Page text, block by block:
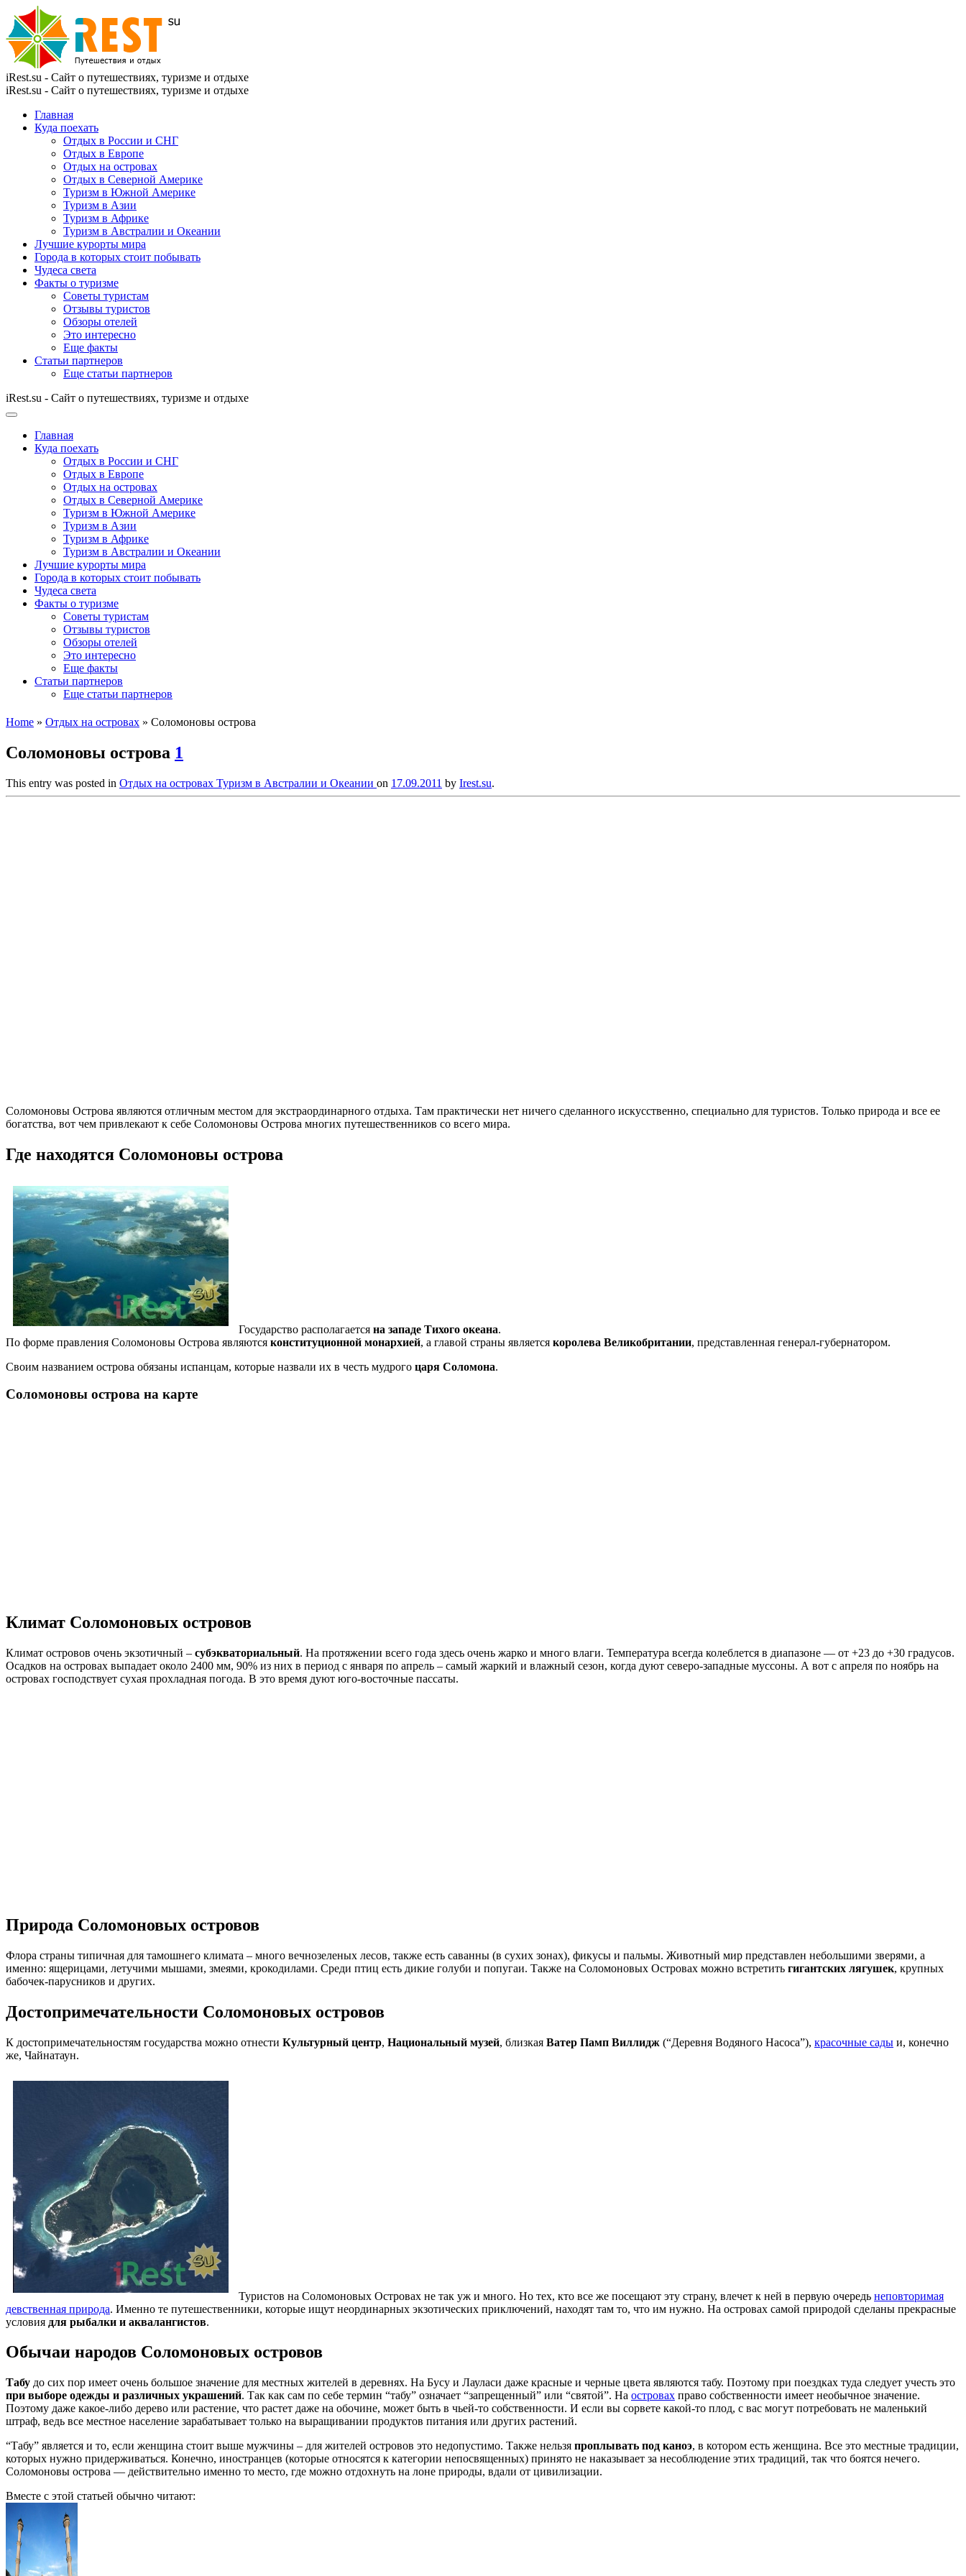
iRest.su - Сайт о путешествиях, туризме и отдыхе
iRest.su - Сайт о путешествиях, туризме и отдыхе
Главная
Куда поехать
Отдых в России и СНГ
Отдых в Европе
Отдых на островах
Отдых в Северной Америке
Туризм в Южной Америке
Туризм в Азии
Туризм в Африке
Туризм в Австралии и Океании
Лучшие курорты мира
Города в которых стоит побывать
Чудеса света
Факты о туризме
Советы туристам
Отзывы туристов
Обзоры отелей
Это интересно
Еще факты
Статьи партнеров
Еще статьи партнеров
iRest.su - Сайт о путешествиях, туризме и отдыхе
Главная
Куда поехать
Отдых в России и СНГ
Отдых в Европе
Отдых на островах
Отдых в Северной Америке
Туризм в Южной Америке
Туризм в Азии
Туризм в Африке
Туризм в Австралии и Океании
Лучшие курорты мира
Города в которых стоит побывать
Чудеса света
Факты о туризме
Советы туристам
Отзывы туристов
Обзоры отелей
Это интересно
Еще факты
Статьи партнеров
Еще статьи партнеров
Home » Отдых на островах » Соломоновы острова
Соломоновы острова 1
This entry was posted in Отдых на островах Туризм в Австралии и Океании on 17.09.2011 by Irest.su.
Соломоновы Острова являются отличным местом для экстраординарного отдыха. Там практически нет ничего сделанного искусственно, специально для туристов. Только природа и все ее
богатства, вот чем привлекают к себе Соломоновы Острова многих путешественников со всего мира.
Где находятся Соломоновы острова
Государство располагается на западе Тихого океана.
По форме правления Соломоновы Острова являются конституционной монархией, а главой страны является королева Великобритании, представленная генерал-губернатором.
Своим названием острова обязаны испанцам, которые назвали их в честь мудрого царя Соломона.
Соломоновы острова на карте
Климат Соломоновых островов
Климат островов очень экзотичный – субэкваториальный. На протяжении всего года здесь очень жарко и много влаги. Температура всегда колеблется в диапазоне — от +23 до +30 градусов.
Осадков на островах выпадает около 2400 мм, 90% из них в период с января по апрель – самый жаркий и влажный сезон, когда дуют северо-западные муссоны. А вот с апреля по ноябрь на
островах господствует сухая прохладная погода. В это время дуют юго-восточные пассаты.
Природа Соломоновых островов
Флора страны типичная для тамошнего климата – много вечнозеленых лесов, также есть саванны (в сухих зонах), фикусы и пальмы. Животный мир представлен небольшими зверями, а
именно: ящерицами, летучими мышами, змеями, крокодилами. Среди птиц есть дикие голуби и попугаи. Также на Соломоновых Островах можно встретить гигантских лягушек, крупных
бабочек-парусников и других.
Достопримечательности Соломоновых островов
К достопримечательностям государства можно отнести Культурный центр, Национальный музей, близкая Ватер Памп Виллидж (“Деревня Водяного Насоса”), красочные сады и, конечно
же, Чайнатаун.
Туристов на Соломоновых Островах не так уж и много. Но тех, кто все же посещают эту страну, влечет к ней в первую очередь неповторимая
девственная природа. Именно те путешественники, которые ищут неординарных экзотических приключений, находят там то, что им нужно. На островах самой природой сделаны прекрасные
условия для рыбалки и аквалангистов.
Обычаи народов Соломоновых островов
Табу до сих пор имеет очень большое значение для местных жителей в деревнях. На Бусу и Лауласи даже красные и черные цвета являются табу. Поэтому при поездках туда следует учесть это
при выборе одежды и различных украшений. Так как сам по себе термин “табу” означает “запрещенный” или “святой”. На островах право собственности имеет необычное значение.
Поэтому даже какое-либо дерево или растение, что растет даже на обочине, может быть в чьей-то собственности. И если вы сорвете какой-то плод, с вас могут потребовать не маленький
штраф, ведь все местное население зарабатывает только на выращивании продуктов питания или других растений.
“Табу” является и то, если женщина стоит выше мужчины – для жителей островов это недопустимо. Также нельзя проплывать под каноэ, в котором есть женщина. Все это местные традиции,
которых нужно придерживаться. Конечно, иностранцев (которые относятся к категории непосвященных) принято не наказывает за несоблюдение этих традиций, так что боятся нечего.
Соломоновы острова — действительно именно то место, где можно отдохнуть на лоне природы, вдали от цивилизации.
Вместе с этой статьей обычно читают: